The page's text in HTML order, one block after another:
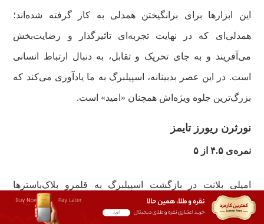
این ابزارها برای برانگیختن همدلی به کار گرفته شده‌اند؛
همدلی‌ای که در نهایت تجربه‌ای تاثیرگذار و رضایت‌بخش
می‌آفریند و به جای تحریک و تقابل، به دنبال ارتباط انسانی
است. در این عصر بدبینانه، اسپیلبرگ به ما یادآوری می‌کند که
بزرگ‌ترین جلوه ویژه‌اش همچنان «امید» است.
نورثرن ریورز تایمز
نمره‌ی ۴.۵ از ۵
امیلی بلانت در بازگشت اسپیلبرگ به قلمرو بلاک‌باسترها
فوق‌العاده ظاهر شده است. روز افشاگری از نظر حال‌وهوا